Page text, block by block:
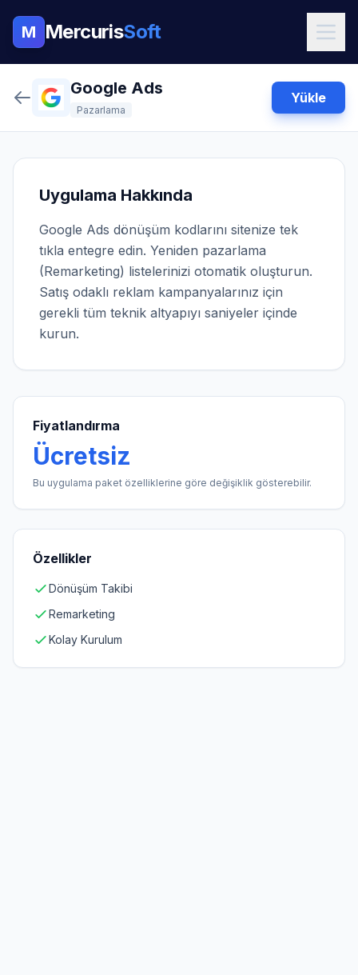
M MercurisSoft
Google Ads
Pazarlama
Yükle
Uygulama Hakkında
Google Ads dönüşüm kodlarını sitenize tek
tıkla entegre edin. Yeniden pazarlama
(Remarketing) listelerinizi otomatik oluşturun.
Satış odaklı reklam kampanyalarınız için
gerekli tüm teknik altyapıyı saniyeler içinde
kurun.
Fiyatlandırma
Ücretsiz
Bu uygulama paket özelliklerine göre değişiklik gösterebilir.
Özellikler
Dönüşüm Takibi
Remarketing
Kolay Kurulum